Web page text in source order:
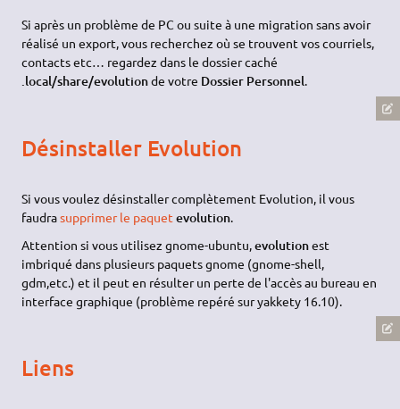
Si après un problème de PC ou suite à une migration sans avoir
réalisé un export, vous recherchez où se trouvent vos courriels,
contacts etc… regardez dans le dossier caché
.local/share/evolutionde votre Dossier Personnel.
Désinstaller Evolution
Si vous voulez désinstaller complètement Evolution, il vous
faudrasupprimer le paquet evolution.
Attention si vous utilisez gnome-ubuntu,evolutionest
imbriqué dans plusieurs paquets gnome (gnome-shell,
gdm,etc.) et il peut en résulter un perte de l'accès au bureau en
interface graphique (problème repéré sur yakkety 16.10).
Liens